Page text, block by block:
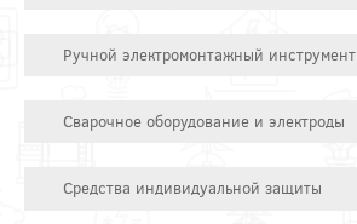
Ручной электромонтажный инструмент
Сварочное оборудование и электроды
Средства индивидуальной защиты